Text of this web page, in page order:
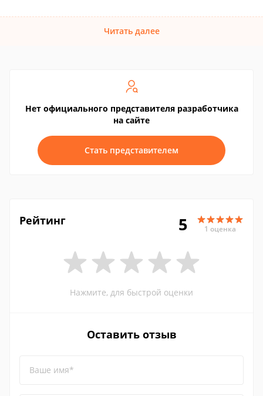
Читать далее
Нет официального представителя разработчика
на сайте
Стать представителем
Рейтинг 5 1 оценка
Нажмите, для быстрой оценки
Оставить отзыв
Ваше имя*